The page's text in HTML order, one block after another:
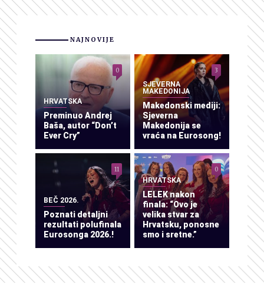
NAJNOVIJE
HRVATSKA
Preminuo Andrej
Baša, autor “Don’t
Ever Cry”
0
SJEVERNA
MAKEDONIJA
Makedonski mediji:
Sjeverna
Makedonija se
vraća na Eurosong!
3
BEČ 2026.
Poznati detaljni
rezultati polufinala
Eurosonga 2026.!
11
HRVATSKA
LELEK nakon
finala: “Ovo je
velika stvar za
Hrvatsku, ponosne
smo i sretne.”
0